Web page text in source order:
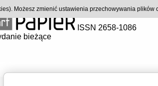
ISSN 2658-1086
bieżące
Możesz zmienić ustawienia przechowywania plików